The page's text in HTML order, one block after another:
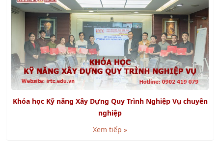
Khóa học Kỹ năng Lập kế hoạch và Tổ chức công việc
Xem tiếp »